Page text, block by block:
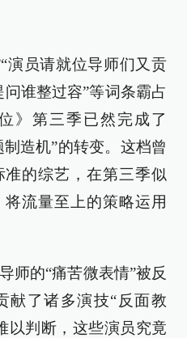
演员请就位导师们又贡
谁整过容”等词条霸占
》第三季已然完成了
造机”的转变。这档曾
的综艺，在第三季似
流量至上的策略运用
师的“痛苦微表情”被反
献了诸多演技“反面教
以判断，这些演员究竟